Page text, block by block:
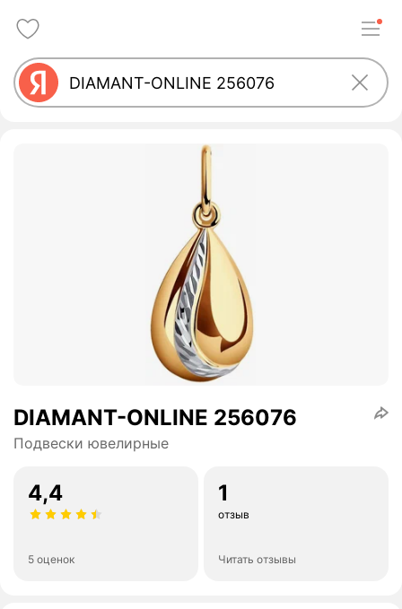
DIAMANT-ONLINE 256076
Подвески ювелирные
4,4
5 оценок
1
отзыв
Читать отзывы